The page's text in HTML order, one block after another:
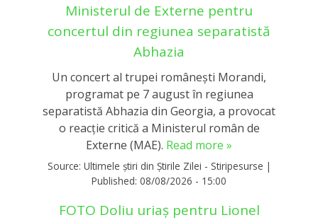
Ministerul de Externe pentru
concertul din regiunea separatistă
Abhazia
Un concert al trupei românești Morandi,
programat pe 7 august în regiunea
separatistă Abhazia din Georgia, a provocat
o reacție critică a Ministerul român de
Externe (MAE). Read more »
Source: Ultimele știri din Știrile Zilei - Stiripesurse |
Published: 08/08/2026 - 15:00
FOTO Doliu uriaș pentru Lionel